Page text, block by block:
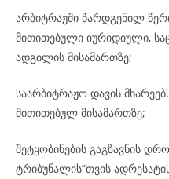
არბიტრაჟში წარდგენილ
მითითებული იურიდიული,
ადგილის მისამართზე;
საარბიტრაჟო დავის
მითითებულ მისამართზე;
შეტყობინების გაგზავნის
ტრიბუნალის”თვის